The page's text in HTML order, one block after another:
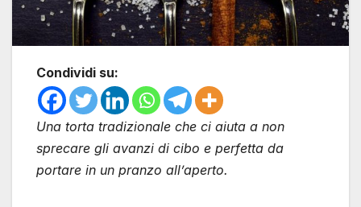
Condividi su:
Una torta tradizionale che ci aiuta a non
sprecare gli avanzi di cibo e perfetta da
portare in un pranzo all’aperto.